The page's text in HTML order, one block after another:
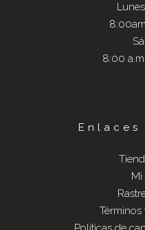
8:00
Mi